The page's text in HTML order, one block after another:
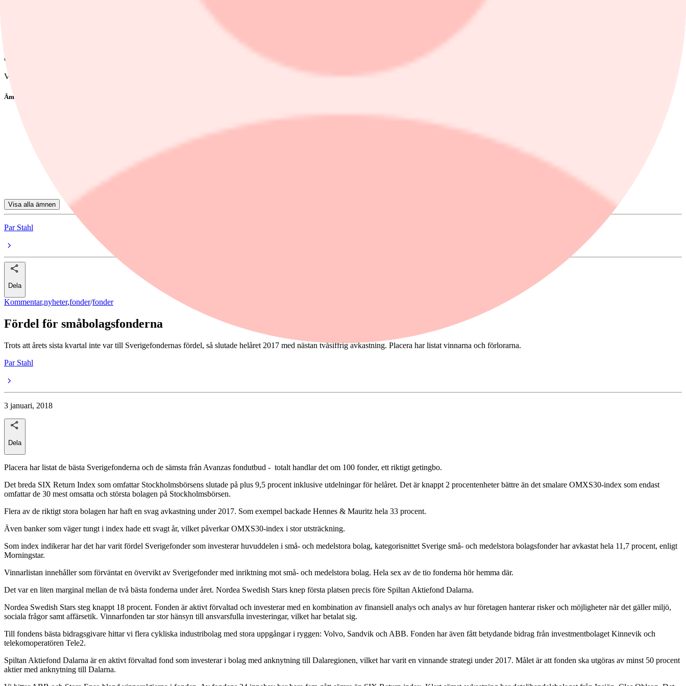
Catella Sverige Aktiv Hållbarhet har likt Coeli Select Sverige varit tungt investerad i Hennes & Mauritz, vilket dragit ner avkastningen.
Vill du ha koll på vad som händer på fondmarknaden. Prenumerera på mitt nyhetsbrev som kommer en gång i månaden och är helt gratis. Här lägger du upp din kostnadsfria prenumeration på nyhetsbrevet.
Ämnen i artikeln
fonder
Nordea Swedish Stars A-A icke-utd
Simplicity Sverige
Öhman Sweden Micro Cap A
Cliens Småbolag A
Visa alla ämnen
Par Stahl
Dela
Kommentar,nyheter,fonder/fonder
Fördel för småbolagsfonderna
Trots att årets sista kvartal inte var till Sverigefondernas fördel, så slutade helåret 2017 med nästan tvåsiffrig avkastning. Placera har listat vinnarna och förlorarna.
Par Stahl
3 januari, 2018
Dela
Placera har listat de bästa Sverigefonderna och de sämsta från Avanzas fondutbud - totalt handlar det om 100 fonder, ett riktigt getingbo.
Det breda SIX Return Index som omfattar Stockholmsbörsens slutade på plus 9,5 procent inklusive utdelningar för helåret. Det är knappt 2 procentenheter bättre än det smalare OMXS30-index som endast
omfattar de 30 mest omsatta och största bolagen på Stockholmsbörsen.
Flera av de riktigt stora bolagen har haft en svag avkastning under 2017. Som exempel backade Hennes & Mauritz hela 33 procent.
Även banker som väger tungt i index hade ett svagt år, vilket påverkar OMXS30-index i stor utsträckning.
Som index indikerar har det har varit fördel Sverigefonder som investerar huvuddelen i små- och medelstora bolag, kategorisnittet Sverige små- och medelstora bolagsfonder har avkastat hela 11,7 procent, enligt
Morningstar.
Vinnarlistan innehåller som förväntat en övervikt av Sverigefonder med inriktning mot små- och medelstora bolag. Hela sex av de tio fonderna hör hemma där.
Det var en liten marginal mellan de två bästa fonderna under året. Nordea Swedish Stars knep första platsen precis före Spiltan Aktiefond Dalarna.
Nordea Swedish Stars steg knappt 18 procent. Fonden är aktivt förvaltad och investerar med en kombination av finansiell analys och analys av hur företagen hanterar risker och möjligheter när det gäller miljö,
sociala frågor samt affärsetik. Vinnarfonden tar stor hänsyn till ansvarsfulla investeringar, vilket har betalat sig.
Till fondens bästa bidragsgivare hittar vi flera cykliska industribolag med stora uppgångar i ryggen: Volvo, Sandvik och ABB. Fonden har även fått betydande bidrag från investmentbolaget Kinnevik och
telekomoperatören Tele2.
Spiltan Aktiefond Dalarna är en aktivt förvaltad fond som investerar i bolag med anknytning till Dalaregionen, vilket har varit en vinnande strategi under 2017. Målet är att fonden ska utgöras av minst 50 procent
aktier med anknytning till Dalarna.